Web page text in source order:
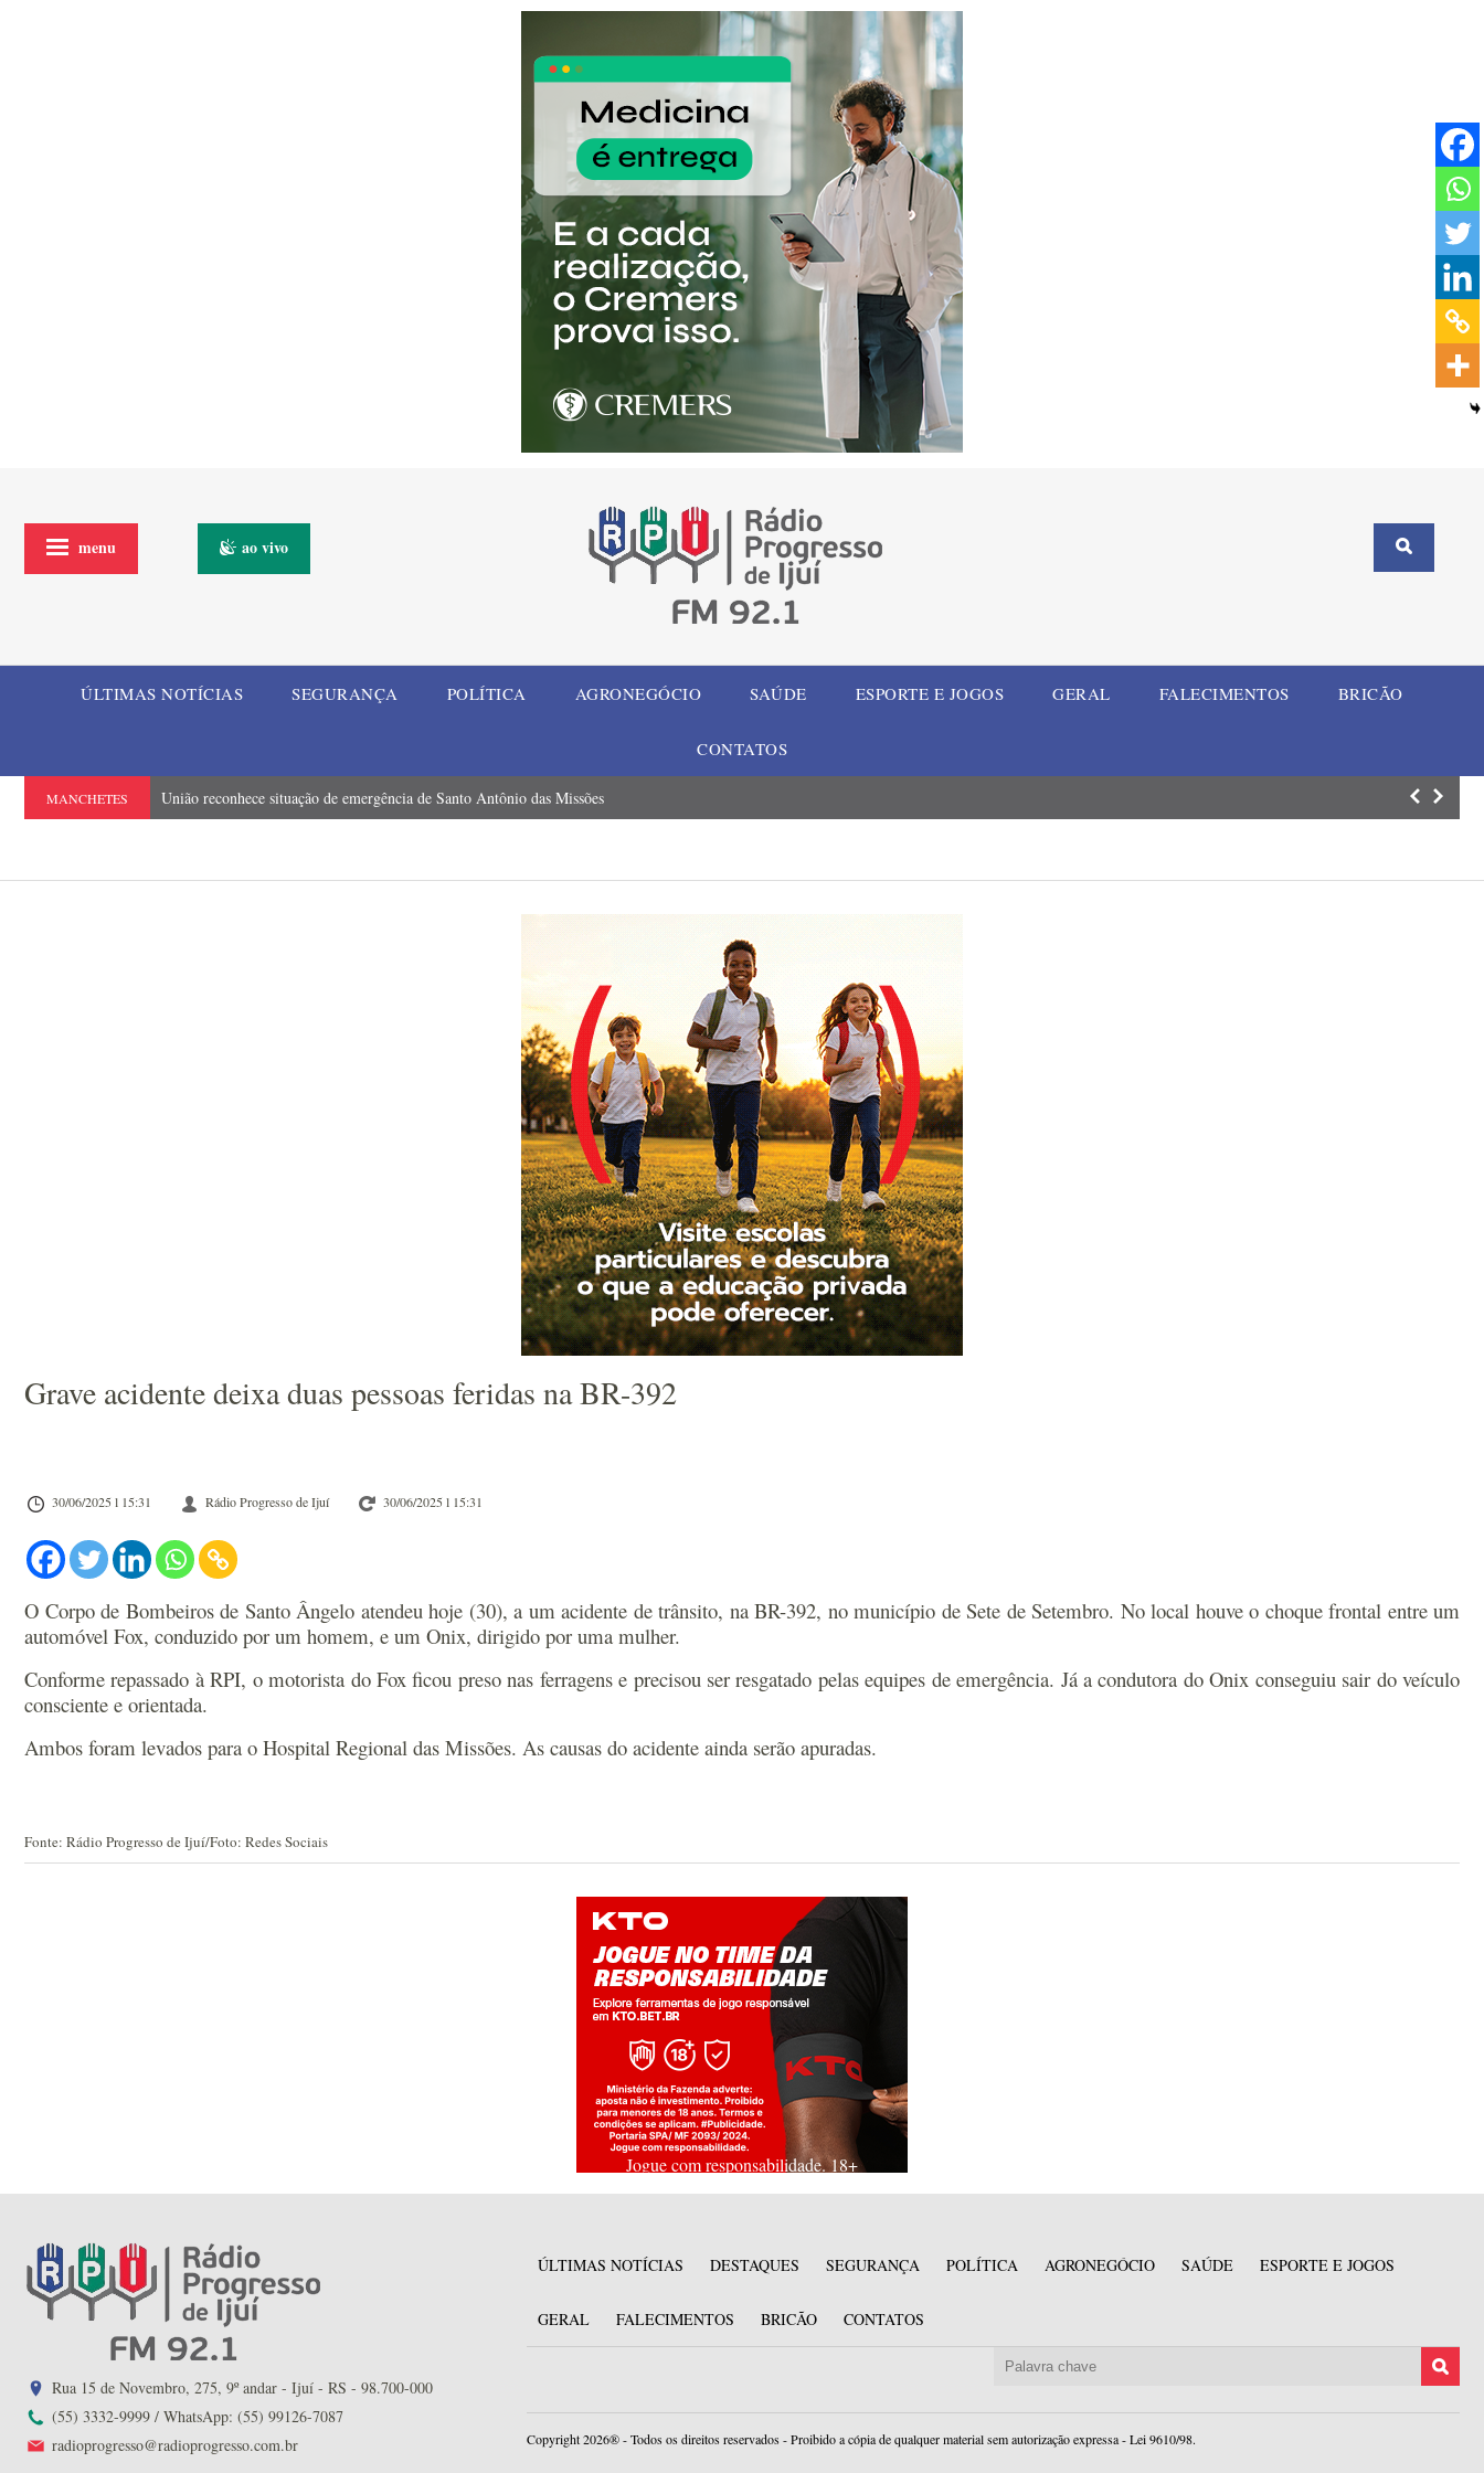
menu ao vivo
ÚLTIMAS NOTÍCIAS SEGURANÇA POLÍTICA AGRONEGÓCIO SAÚDE ESPORTE E JOGOS GERAL FALECIMENTOS BRICÃO
CONTATOS
MANCHETES União reconhece situação de emergência de Santo Antônio das Missões Médico
Grave acidente deixa duas pessoas feridas na BR-392
30/06/2025 l 15:31 Rádio Progresso de Ijuí 30/06/2025 l 15:31
O Corpo de Bombeiros de Santo Ângelo atendeu hoje (30), a um acidente de trânsito, na BR-392, no município de Sete de Setembro. No local houve o choque frontal entre um
automóvel Fox, conduzido por um homem, e um Onix, dirigido por uma mulher.
Conforme repassado à RPI, o motorista do Fox ficou preso nas ferragens e precisou ser resgatado pelas equipes de emergência. Já a condutora do Onix conseguiu sair do veículo
consciente e orientada.
Ambos foram levados para o Hospital Regional das Missões. As causas do acidente ainda serão apuradas.
Fonte: Rádio Progresso de Ijuí/Foto: Redes Sociais
Jogue com responsabilidade. 18+
Rua 15 de Novembro, 275, 9º andar - Ijuí - RS - 98.700-000
(55) 3332-9999 / WhatsApp: (55) 99126-7087
radioprogresso@radioprogresso.com.br
ÚLTIMAS NOTÍCIAS DESTAQUES SEGURANÇA POLÍTICA AGRONEGÓCIO SAÚDE ESPORTE E JOGOS
GERAL FALECIMENTOS BRICÃO CONTATOS
Copyright 2026® - Todos os direitos reservados - Proibido a cópia de qualquer material sem autorização expressa - Lei 9610/98.